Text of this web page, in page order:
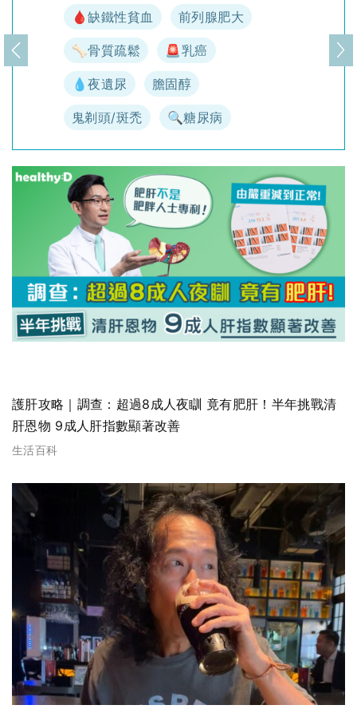
🩸缺鐵性貧血 前列腺肥大
🦴骨質疏鬆 🚨乳癌
💧夜遺尿 膽固醇
鬼剃頭/斑禿 🔍糖尿病
上一頁 下
護肝攻略｜調查：超過8成人夜瞓 竟有肥肝！半年挑戰清
肝恩物 9成人肝指數顯著改善
生活百科